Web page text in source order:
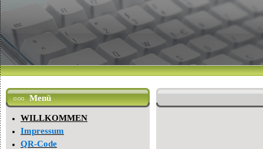
Menü
WILLKOMMEN
Impressum
QR-Code